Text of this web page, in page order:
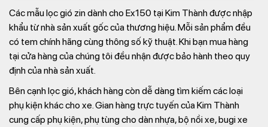
Các mẫu lọc gió zin dành cho Ex150 tại Kim Thành được nhập
khẩu từ nhà sản xuất gốc của thương hiệu. Mỗi sản phẩm đều
có tem chính hãng cùng thông số kỹ thuật. Khi bạn mua hàng
tại cửa hàng của chúng tôi đều nhận được bảo hành theo quy
định của nhà sản xuất.
Bên cạnh lọc gió, khách hàng còn dễ dàng tìm kiếm các loại
phụ kiện khác cho xe. Gian hàng trực tuyến của Kim Thành
cung cấp phụ kiện, phụ tùng cho dàn nhựa, bộ nồi xe, bugi xe